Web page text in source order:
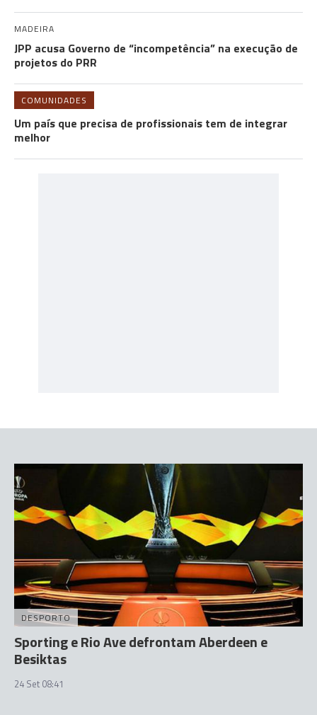
MADEIRA
JPP acusa Governo de “incompetência” na execução de
projetos do PRR
COMUNIDADES
Um país que precisa de profissionais tem de integrar
melhor
DESPORTO
Sporting e Rio Ave defrontam Aberdeen e
Besiktas
24 Set 08:41